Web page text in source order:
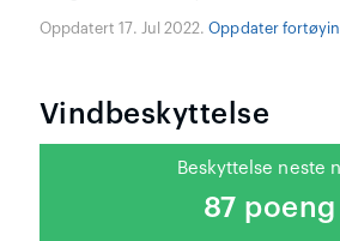
Oppdatert 17. Jul 2022.Oppdater
Vindbeskyttelse
Beskyttelse neste
87 poeng